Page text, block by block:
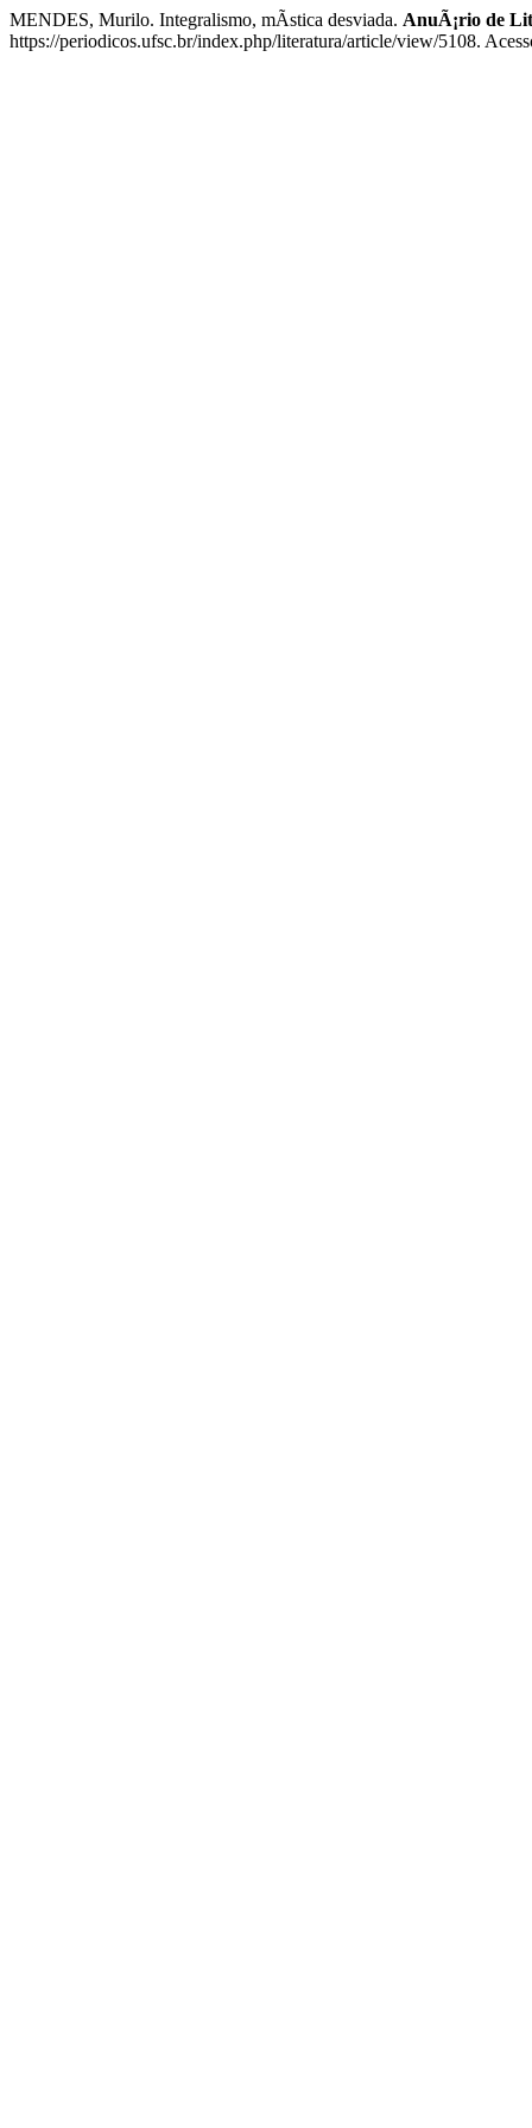
MENDES, Murilo. Integralismo, mÃ­stica desviada. AnuÃ¡rio de
https://periodicos.ufsc.br/index.php/literatura/article/view/5108.